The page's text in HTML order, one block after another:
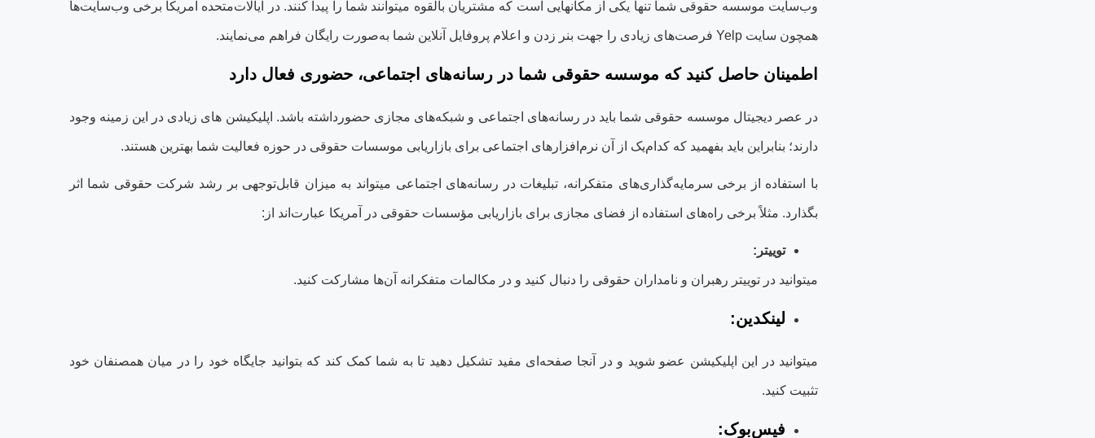
وب‌سایت موسسه حقوقی شما تنها یکی از مکان‏هایی است که مشتریان بالقوه می‏توانند شما را پیدا کنند. در ایالات‌متحده آمریکا برخی وب‌سایت‌ها
همچون سایت Yelp فرصت‌های زیادی را جهت بنر زدن و اعلام پروفایل آنلاین شما به‌صورت رایگان فراهم می‏‌نمایند.
اطمینان حاصل کنید که موسسه حقوقی شما در رسانه‌های اجتماعی، حضوری فعال دارد
در عصر دیجیتال موسسه حقوقی شما باید در رسانه‌های اجتماعی و شبکه‌های مجازی حضورداشته باشد. اپلیکیشن ‏های زیادی در این زمینه وجود
دارند؛ بنابراین باید بفهمید که کدام‌یک از آن نرم‌افزارهای اجتماعی برای بازاریابی موسسات حقوقی در حوزه فعالیت شما بهترین هستند.
با استفاده از برخی سرمایه‌گذاری‌های متفکرانه، تبلیغات در رسانه‌های اجتماعی می‏تواند به میزان قابل‌توجهی بر رشد شرکت حقوقی شما اثر
بگذارد. مثلاً برخی راه‌های استفاده از فضای مجازی برای بازاریابی مؤسسات حقوقی در آمریکا عبارت‌اند از :
توییتر :
می‏توانید در توییتر رهبران و نامداران حقوقی را دنبال کنید و در مکالمات متفکرانه آن‌ها مشارکت کنید.
لینکدین:
می‏توانید در این اپلیکیشن عضو شوید و در آنجا صفحه‏‌ای مفید تشکیل دهید تا به شما کمک کند که بتوانید جایگاه خود را در میان هم‏صنفان خود
تثبیت کنید.
فیس‌بوک: